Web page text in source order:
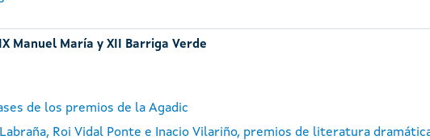
Manuel María y XII Barriga Verde
de los premios de la Agadic
Roi Vidal Ponte e Inacio Vilariño, premios de literatura